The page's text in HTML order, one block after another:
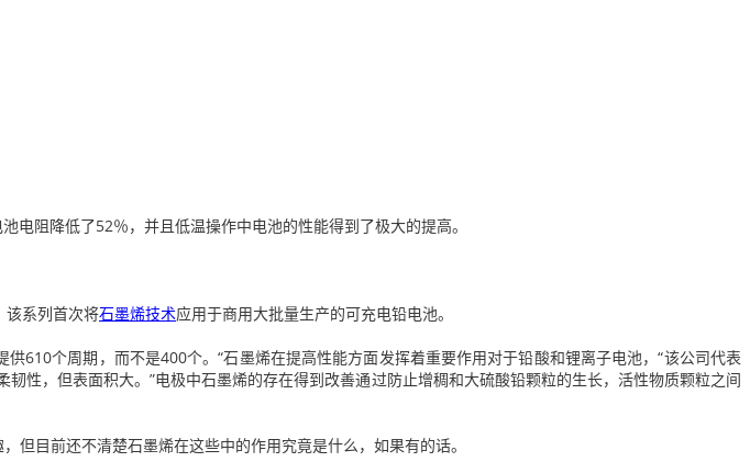
电阻降低了52％，并且低温操作中电池的性能得到了极大的提高。
该系列首次将石墨烯技术应用于商用大批量生产的可充电铅电池。
610个周期，而不是400个。“石墨烯在提高性能方面发挥着重要作用对于铅酸和锂离子电池，“该公司代表
性，但表面积大。”电极中石墨烯的存在得到改善通过防止增稠和大硫酸铅颗粒的生长，活性物质颗粒之间
，但目前还不清楚石墨烯在这些中的作用究竟是什么，如果有的话。